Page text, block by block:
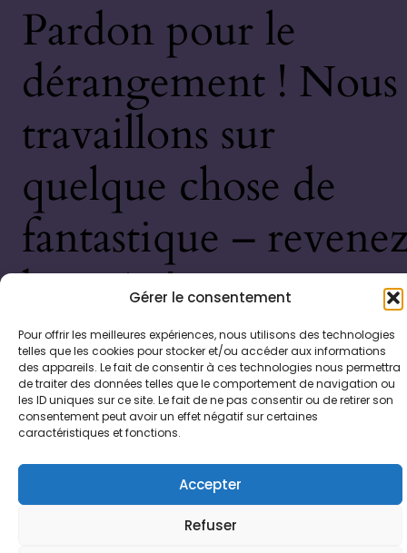
Gérer le consentement
Pour offrir les meilleures expériences, nous utilisons des technologies
telles que les cookies pour stocker et/ou accéder aux informations
des appareils. Le fait de consentir à ces technologies nous permettra
de traiter des données telles que le comportement de navigation ou
les ID uniques sur ce site. Le fait de ne pas consentir ou de retirer son
consentement peut avoir un effet négatif sur certaines
caractéristiques et fonctions.
Accepter
Refuser
Pardon pour le
dérangement ! Nous
travaillons sur
quelque chose de
fantastique –
bientôt !